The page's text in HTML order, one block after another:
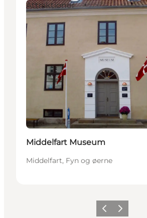
Attraktioner
Middelfart Museum
Middelfart, Fyn og øerne
ForrigeNæste